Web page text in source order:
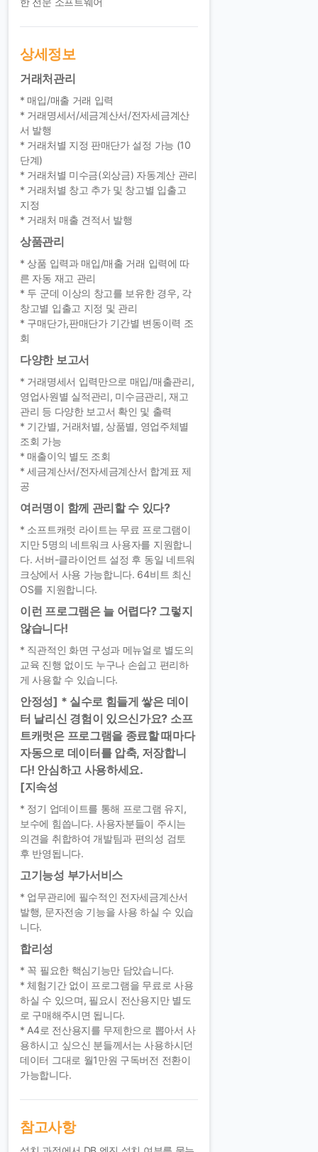
상세정보
거래처관리
* 매입/매출 거래 입력
* 거래명세서/세금계산서/전자세금계산
서 발행
* 거래처별 지정 판매단가 설정 가능 (10
단계)
* 거래처별 미수금(외상금) 자동계산 관리
* 거래처별 창고 추가 및 창고별 입출고
지정
* 거래처 매출 견적서 발행
상품관리
* 상품 입력과 매입/매출 거래 입력에 따
른 자동 재고 관리
* 두 군데 이상의 창고를 보유한 경우, 각
창고별 입출고 지정 및 관리
* 구매단가,판매단가 기간별 변동이력 조
회
다양한 보고서
* 거래명세서 입력만으로 매입/매출관리,
영업사원별 실적관리, 미수금관리, 재고
관리 등 다양한 보고서 확인 및 출력
* 기간별, 거래처별, 상품별, 영업주체별
조회 가능
* 매출이익 별도 조회
* 세금계산서/전자세금계산서 합계표 제
공
여러명이 함께 관리할 수 있다?
* 소프트캐럿 라이트는 무료 프로그램이
지만 5명의 네트워크 사용자를 지원합니
다. 서버-클라이언트 설정 후 동일 네트워
크상에서 사용 가능합니다. 64비트 최신
OS를 지원합니다.
이런 프로그램은 늘 어렵다? 그렇지
않습니다!
* 직관적인 화면 구성과 메뉴얼로 별도의
교육 진행 없이도 누구나 손쉽고 편리하
게 사용할 수 있습니다.
안정성] * 실수로 힘들게 쌓은 데이
터 날리신 경험이 있으신가요? 소프
트캐럿은 프로그램을 종료할 때마다
자동으로 데이터를 압축, 저장합니
다! 안심하고 사용하세요.
[지속성
* 정기 업데이트를 통해 프로그램 유지,
보수에 힘씁니다. 사용자분들이 주시는
의견을 취합하여 개발팀과 편의성 검토
후 반영됩니다.
고기능성 부가서비스
* 업무관리에 필수적인 전자세금계산서
발행, 문자전송 기능을 사용 하실 수 있습
니다.
합리성
* 꼭 필요한 핵심기능만 담았습니다.
* 체험기간 없이 프로그램을 무료로 사용
하실 수 있으며, 필요시 전산용지만 별도
로 구매해주시면 됩니다.
* A4로 전산용지를 무제한으로 뽑아서 사
용하시고 싶으신 분들께서는 사용하시던
데이터 그대로 월1만원 구독버전 전환이
가능합니다.
참고사항